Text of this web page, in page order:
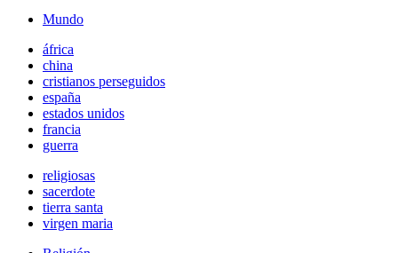
Mundo
áfrica
china
cristianos perseguidos
españa
estados unidos
francia
guerra
religiosas
sacerdote
tierra santa
virgen maria